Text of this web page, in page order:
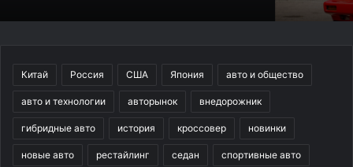
Китай Россия США Япония авто и общество
авто и технологии авторынок внедорожник
гибридные авто история кроссовер новинки
новые авто рестайлинг седан спортивные авто